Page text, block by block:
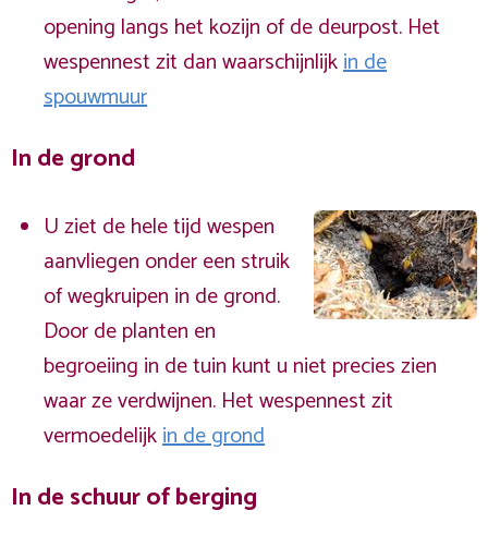
opening langs het kozijn of de deurpost. Het
wespennest zit dan waarschijnlijkin de
spouwmuur
In de grond
U ziet de hele tijd wespen
aanvliegen onder een struik
of wegkruipen in de grond.
Door de planten en
begroeiing in de tuin kunt u niet precies zien
waar ze verdwijnen. Het wespennest zit
vermoedelijkin de grond
In de schuur of berging